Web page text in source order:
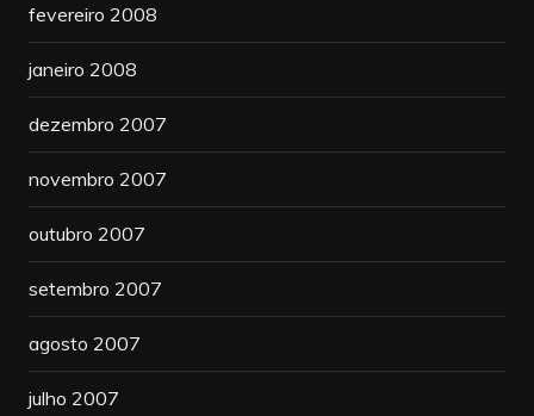
fevereiro 2008
janeiro 2008
dezembro 2007
novembro 2007
outubro 2007
setembro 2007
agosto 2007
julho 2007